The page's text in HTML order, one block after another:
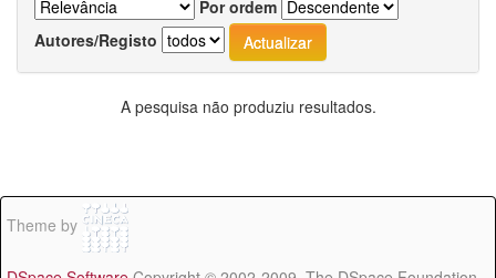
Por ordem
Autores/Registo
A pesquisa não produziu resultados.
Theme by